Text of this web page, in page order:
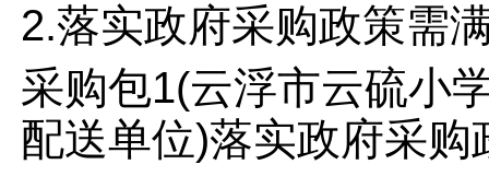
2.落实政府采购政策需
采购包1(云浮市云硫小
配送单位)落实政府采